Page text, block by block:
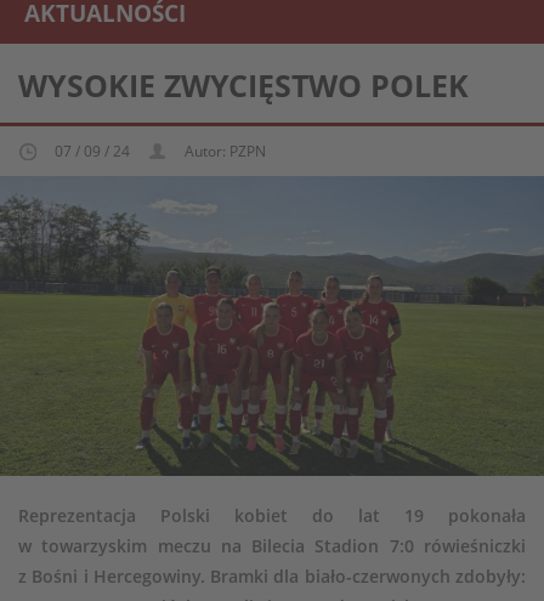
AKTUALNOŚCI
REPREZENTACJA KOBIECA U-19
WYSOKIE ZWYCIĘSTWO POLEK
07 / 09 / 24 Autor: PZPN
Reprezentacja Polski kobiet do lat 19 pokonała
w towarzyskim meczu na Bilecia Stadion 7:0 rówieśniczki
z Bośni i Hercegowiny. Bramki dla biało-czerwonych zdobyły: